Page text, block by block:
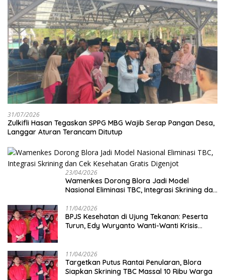
31/07/2026
Zulkifli Hasan Tegaskan SPPG MBG Wajib Serap Pangan Desa,
Langgar Aturan Terancam Ditutup
23/04/2026
Wamenkes Dorong Blora Jadi Model
Nasional Eliminasi TBC, Integrasi Skrining dan
11/04/2026
BPJS Kesehatan di Ujung Tekanan: Peserta
Turun, Edy Wuryanto Wanti-Wanti Krisis
11/04/2026
‎Targetkan Putus Rantai Penularan, Blora
Siapkan Skrining TBC Massal 10 Ribu Warga